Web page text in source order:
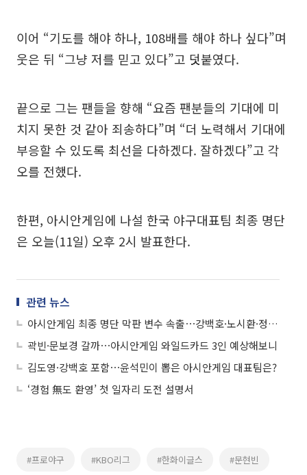
이어 “기도를 해야 하나, 108배를 해야 하나 싶다”며
웃은 뒤 “그냥 저를 믿고 있다”고 덧붙였다.
끝으로 그는 팬들을 향해 “요즘 팬분들의 기대에 미
치지 못한 것 같아 죄송하다”며 “더 노력해서 기대에
부응할 수 있도록 최선을 다하겠다. 잘하겠다”고 각
오를 전했다.
한편, 아시안게임에 나설 한국 야구대표팀 최종 명단
은 오늘(11일) 오후 2시 발표한다.
관련 뉴스
아시안게임 최종 명단 막판 변수 속출⋯강백호·노시환·정우주 운명은
곽빈·문보경 갈까⋯아시안게임 와일드카드 3인 예상해보니
김도영·강백호 포함⋯윤석민이 뽑은 아시안게임 대표팀은?
‘경험 無도 환영’ 첫 일자리 도전 설명서
#프로야구 #KBO리그 #한화이글스 #문현빈